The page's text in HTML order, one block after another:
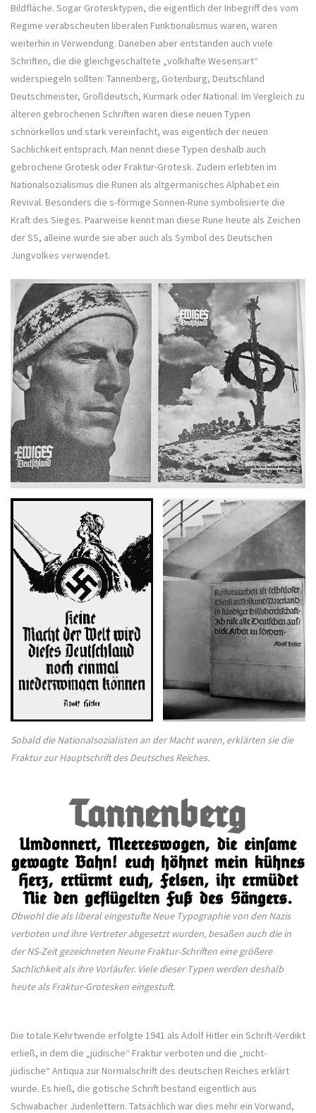
Bildfläche. Sogar Grotesktypen, die eigentlich der Inbegriff des vom
Regime verabscheuten liberalen Funktionalismus waren, waren
weiterhin in Verwendung. Daneben aber entstanden auch viele
Schriften, die die gleichgeschaltete „volkhafte Wesensart“
widerspiegeln sollten: Tannenberg, Gotenburg, Deutschland
Deutschmeister, Großdeutsch, Kurmark oder National. Im Vergleich zu
älteren gebrochenen Schriften waren diese neuen Typen
schnörkellos und stark vereinfacht, was eigentlich der neuen
Sachlichkeit entsprach. Man nennt diese Typen deshalb auch
gebrochene Grotesk oder Fraktur-Grotesk. Zudem erlebten im
Nationalsozialismus die Runen als altgermanisches Alphabet ein
Revival. Besonders die s-förmige Sonnen-Rune symbolisierte die
Kraft des Sieges. Paarweise kennt man diese Rune heute als Zeichen
der SS, alleine wurde sie aber auch als Symbol des Deutschen
Jungvolkes verwendet.
Sobald die Nationalsozialisten an der Macht waren, erklärten sie die
Fraktur zur Hauptschrift des Deutsches Reiches.
Obwohl die als liberal eingestufte Neue Typographie von den Nazis
verboten und ihre Vertreter abgesetzt wurden, besaßen auch die in
der NS-Zeit gezeichneten Neune Fraktur-Schriften eine größere
Sachlichkeit als ihre Vorläufer. Viele dieser Typen werden deshalb
heute als Fraktur-Grotesken eingestuft.
Die totale Kehrtwende erfolgte 1941 als Adolf Hitler ein Schrift-Verdikt
erließ, in dem die „jüdische“ Fraktur verboten und die „nicht-
jüdische“ Antiqua zur Normalschrift des deutschen Reiches erklärt
wurde. Es hieß, die gotische Schrift bestand eigentlich aus
Schwabacher Judenlettern. Tatsächlich war dies mehr ein Vorwand,